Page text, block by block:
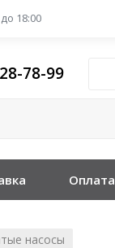
18:00
78-99
Оплата
насосы